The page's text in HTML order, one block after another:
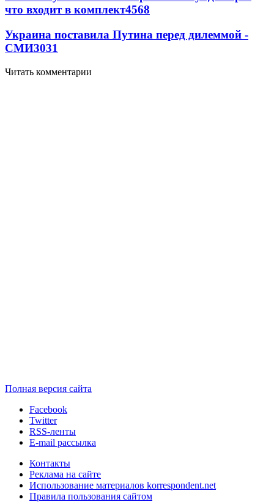
что входит в комплект4568
Украина поставила Путина перед дилеммой -
СМИ3031
Читать комментарии
Полная версия сайта
Facebook
Twitter
RSS-ленты
E-mail рассылка
Контакты
Реклама на сайте
Использование материалов korrespondent.net
Правила пользования сайтом